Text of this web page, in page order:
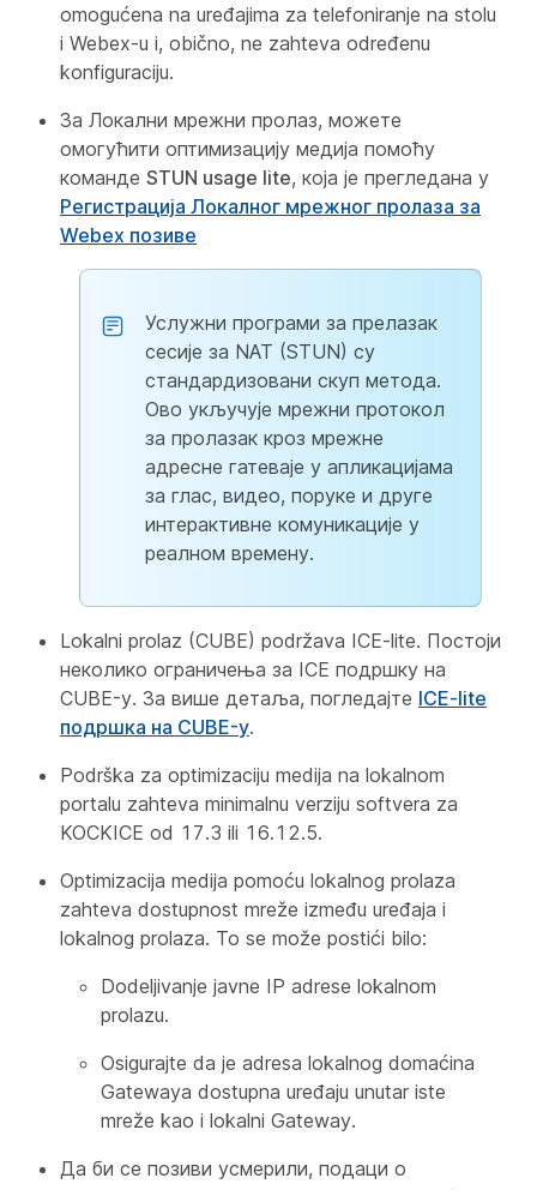
omogućena na uređajima za telefoniranje na stolu
i Webex-u i, obično, ne zahteva određenu
konfiguraciju.
За Локални мрежни пролаз, можете
омогућити оптимизацију медија помоћу
команде STUN usage lite, која је прегледана у
Регистрација Локалног мрежног пролаза за
Webex позиве
Услужни програми за прелазак
сесије за NAT (STUN) су
стандардизовани скуп метода.
Ово укључује мрежни протокол
за пролазак кроз мрежне
адресне гатеваје у апликацијама
за глас, видео, поруке и друге
интерактивне комуникације у
реалном времену.
Lokalni prolaz (CUBE) podržava ICE-lite. Постоји
неколико ограничења за ICE подршку на
CUBE-у. За више детаља, погледајте ICE-lite
подршка на CUBE-у.
Podrška za optimizaciju medija na lokalnom
portalu zahteva minimalnu verziju softvera za
KOCKICE od 17.3 ili 16.12.5.
Optimizacija medija pomoću lokalnog prolaza
zahteva dostupnost mreže između uređaja i
lokalnog prolaza. To se može postići bilo:
Dodeljivanje javne IP adrese lokalnom
prolazu.
Osigurajte da je adresa lokalnog domaćina
Gatewaya dostupna uređaju unutar iste
mreže kao i lokalni Gateway.
Да би се позиви усмерили, подаци о